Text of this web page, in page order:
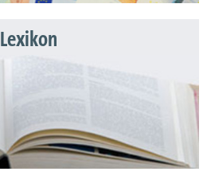
Lexikon